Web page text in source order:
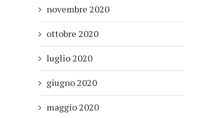
novembre 2020
ottobre 2020
luglio 2020
giugno 2020
maggio 2020